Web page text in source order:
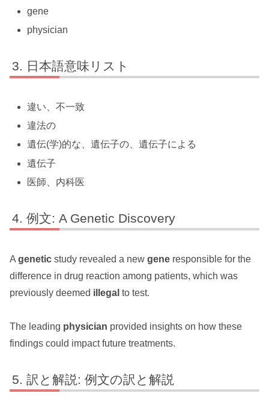
gene
physician
日本語意味リスト
違い、不一致
違法の
遺伝(学)的な、遺伝子の、遺伝子による
遺伝子
医師、内科医
例文: A Genetic Discovery
A genetic study revealed a new gene responsible for the
difference in drug reaction among patients, which was
previously deemed illegal to test.
The leading physician provided insights on how these
findings could impact future treatments.
訳と解説: 例文の訳と解説